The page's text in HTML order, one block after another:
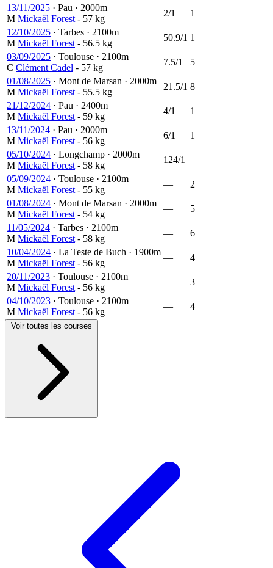
13/11/2025 · Pau · 2000m
M Mickaël Forest - 57 kg
2/1
1
12/10/2025 · Tarbes · 2100m
M Mickaël Forest - 56.5 kg
50.9/1 1
03/09/2025 · Toulouse · 2100m
C Clément Cadel - 57 kg
7.5/1
5
01/08/2025 · Mont de Marsan · 2000m
M Mickaël Forest - 55.5 kg
21.5/1 8
21/12/2024 · Pau · 2400m
M Mickaël Forest - 59 kg
4/1
1
13/11/2024 · Pau · 2000m
M Mickaël Forest - 56 kg
6/1
1
05/10/2024 · Longchamp · 2000m
M Mickaël Forest - 58 kg
124/1
05/09/2024 · Toulouse · 2100m
M Mickaël Forest - 55 kg
—
2
01/08/2024 · Mont de Marsan · 2000m
M Mickaël Forest - 54 kg
—
5
11/05/2024 · Tarbes · 2100m
M Mickaël Forest - 58 kg
—
6
10/04/2024 · La Teste de Buch · 1900m
M Mickaël Forest - 56 kg
—
4
20/11/2023 · Toulouse · 2100m
M Mickaël Forest - 56 kg
—
3
04/10/2023 · Toulouse · 2100m
M Mickaël Forest - 56 kg
— 4
Voir toutes les courses